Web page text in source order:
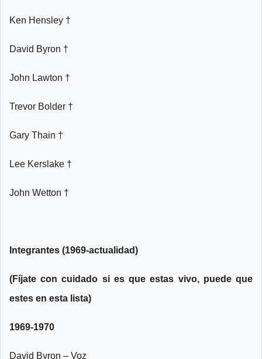
Ken Hensley †
David Byron †
John Lawton †
Trevor Bolder †
Gary Thain †
Lee Kerslake †
John Wetton †
Integrantes (1969-actualidad)
(Fíjate con cuidado si es que estas vivo, puede que
estes en esta lista)
1969-1970
David Byron – Voz